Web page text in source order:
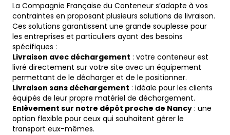
La Compagnie Française du Conteneur s’adapte à vos
contraintes en proposant plusieurs solutions de livraison.
Ces solutions garantissent une grande souplesse pour
les entreprises et particuliers ayant des besoins
spécifiques :
Livraison avec déchargement : votre conteneur est
livré directement sur votre site avec un équipement
permettant de le décharger et de le positionner.
Livraison sans déchargement : idéale pour les clients
équipés de leur propre matériel de déchargement.
Enlèvement sur notre dépôt proche de Nancy : une
option flexible pour ceux qui souhaitent gérer le
transport eux-mêmes.